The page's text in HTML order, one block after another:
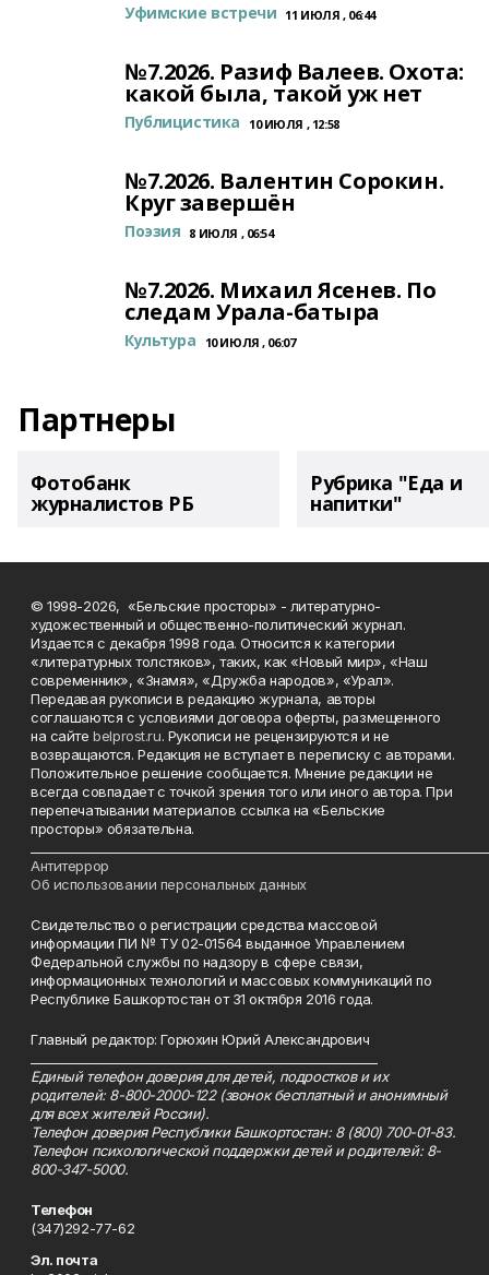
Уфимские встречи 11 ИЮЛЯ , 06:44
№7.2026. Разиф Валеев. Охота:
какой была, такой уж нет
Публицистика 10 ИЮЛЯ , 12:58
№7.2026. Валентин Сорокин.
Круг завершён
Поэзия 8 ИЮЛЯ , 06:54
№7.2026. Михаил Ясенев. По
следам Урала-батыра
Культура 10 ИЮЛЯ , 06:07
Партнеры
Фотобанк
журналистов РБ
Рубрика "Еда и
напитки"
© 1998-2026, «Бельские просторы» - литературно-
художественный и общественно-политический журнал.
Издается с декабря 1998 года. Относится к категории
«литературных толстяков», таких, как «Новый мир», «Наш
современник», «Знамя», «Дружба народов», «Урал».
Передавая рукописи в редакцию журнала, авторы
соглашаются с условиями договора оферты, размещенного
на сайтеbelprost.ru. Рукописи не рецензируются и не
возвращаются. Редакция не вступает в переписку с авторами.
Положительное решение сообщается. Мнение редакции не
всегда совпадает с точкой зрения того или иного автора. При
перепечатывании материалов ссылка на «Бельские
просторы» обязательна.
Антитеррор
Об использовании персональных данных
Свидетельство о регистрации средства массовой
информации ПИ № ТУ 02-01564 выданное Управлением
Федеральной службы по надзору в сфере связи,
информационных технологий и массовых коммуникаций по
Республике Башкортостан от 31 октября 2016 года.
Главный редактор: Горюхин Юрий Александрович
Единый телефон доверия для детей, подростков и их
родителей: 8-800-2000-122 (звонок бесплатный и анонимный
для всех жителей России).
Телефон доверия Республики Башкортостан: 8 (800) 700-01-83.
Телефон психологической поддержки детей и родителей: 8-
800-347-5000.
Телефон
(347)292-77-62
Эл. почта